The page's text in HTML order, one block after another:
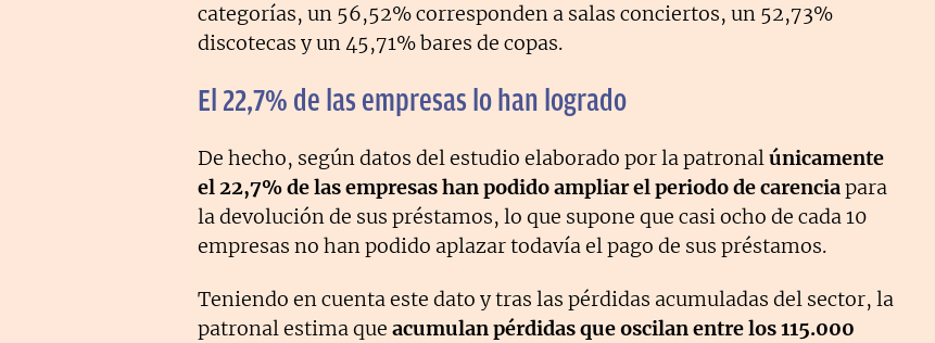
categorías, un 56,52% corresponden a salas conciertos, un 52,73%
discotecas y un 45,71% bares de copas.
El 22,7% de las empresas lo han logrado
De hecho, según datos del estudio elaborado por la patronalúnicamente
el 22,7% de las empresas han podido ampliar el periodo de carenciapara
la devolución de sus préstamos, lo que supone que casi ocho de cada 10
empresas no han podido aplazar todavía el pago de sus préstamos.
Teniendo en cuenta este dato y tras las pérdidas acumuladas del sector, la
patronal estima que acumulan pérdidas que oscilan entre los 115.000